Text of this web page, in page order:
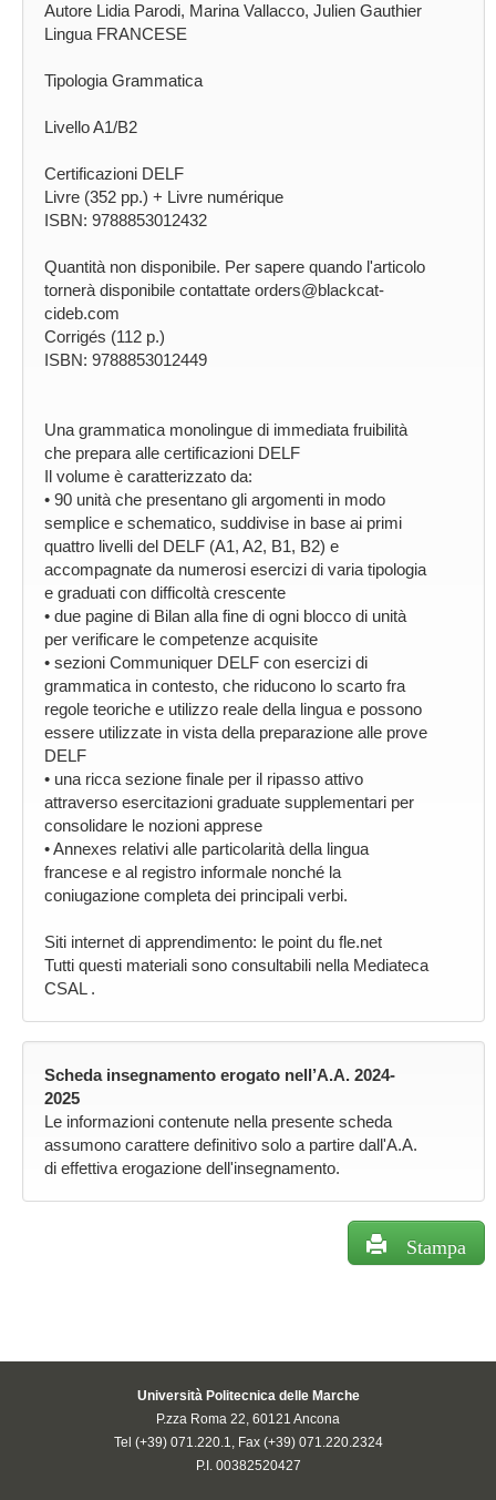
Autore Lidia Parodi, Marina Vallacco, Julien Gauthier
Lingua FRANCESE
Tipologia Grammatica
Livello A1/B2
Certificazioni DELF
Livre (352 pp.) + Livre numérique
ISBN: 9788853012432
Quantità non disponibile. Per sapere quando l'articolo
tornerà disponibile contattate orders@blackcat-
cideb.com
Corrigés (112 p.)
ISBN: 9788853012449
Una grammatica monolingue di immediata fruibilità
che prepara alle certificazioni DELF
Il volume è caratterizzato da:
• 90 unità che presentano gli argomenti in modo
semplice e schematico, suddivise in base ai primi
quattro livelli del DELF (A1, A2, B1, B2) e
accompagnate da numerosi esercizi di varia tipologia
e graduati con difficoltà crescente
• due pagine di Bilan alla fine di ogni blocco di unità
per verificare le competenze acquisite
• sezioni Communiquer DELF con esercizi di
grammatica in contesto, che riducono lo scarto fra
regole teoriche e utilizzo reale della lingua e possono
essere utilizzate in vista della preparazione alle prove
DELF
• una ricca sezione finale per il ripasso attivo
attraverso esercitazioni graduate supplementari per
consolidare le nozioni apprese
• Annexes relativi alle particolarità della lingua
francese e al registro informale nonché la
coniugazione completa dei principali verbi.
Siti internet di apprendimento: le point du fle.net
Tutti questi materiali sono consultabili nella Mediateca
CSAL .
Scheda insegnamento erogato nell’A.A. 2024-
2025
Le informazioni contenute nella presente scheda
assumono carattere definitivo solo a partire dall'A.A.
di effettiva erogazione dell'insegnamento.
Stampa
Università Politecnica delle Marche
P.zza Roma 22, 60121 Ancona
Tel (+39) 071.220.1, Fax (+39) 071.220.2324
P.I. 00382520427